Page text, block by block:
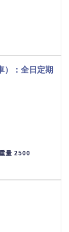
）：全日定期
量 2500